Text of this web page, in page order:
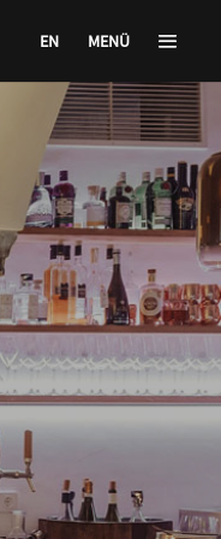
EN MENÜ